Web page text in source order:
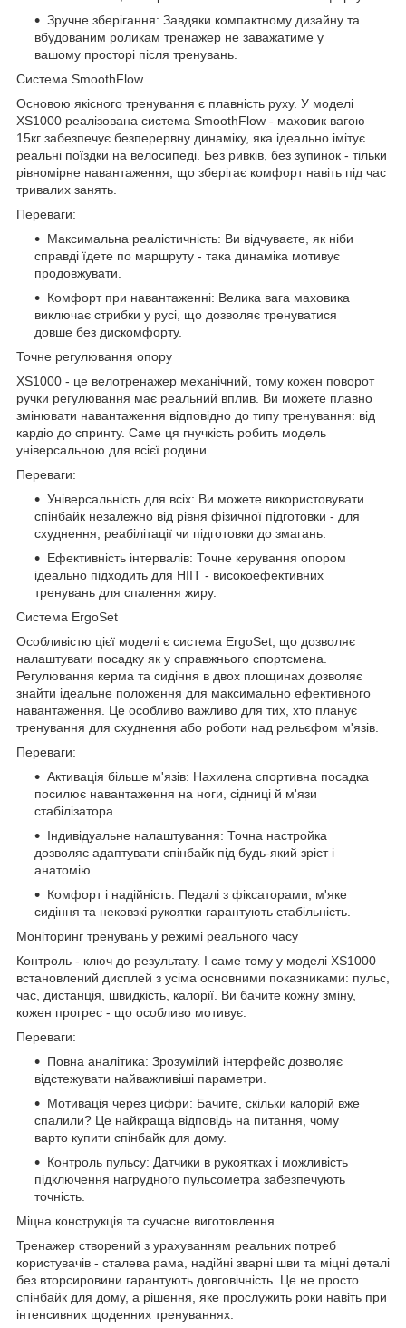
Зручне зберігання: Завдяки компактному дизайну та
вбудованим роликам тренажер не заважатиме у
вашому просторі після тренувань.
Система SmoothFlow
Основою якісного тренування є плавність руху. У моделі
XS1000 реалізована система SmoothFlow - маховик вагою
15кг забезпечує безперервну динаміку, яка ідеально імітує
реальні поїздки на велосипеді. Без ривків, без зупинок - тільки
рівномірне навантаження, що зберігає комфорт навіть під час
тривалих занять.
Переваги:
Максимальна реалістичність: Ви відчуваєте, як ніби
справді їдете по маршруту - така динаміка мотивує
продовжувати.
Комфорт при навантаженні: Велика вага маховика
виключає стрибки у русі, що дозволяє тренуватися
довше без дискомфорту.
Точне регулювання опору
XS1000 - це велотренажер механічний, тому кожен поворот
ручки регулювання має реальний вплив. Ви можете плавно
змінювати навантаження відповідно до типу тренування: від
кардіо до спринту. Саме ця гнучкість робить модель
універсальною для всієї родини.
Переваги:
Універсальність для всіх: Ви можете використовувати
спінбайк незалежно від рівня фізичної підготовки - для
схуднення, реабілітації чи підготовки до змагань.
Ефективність інтервалів: Точне керування опором
ідеально підходить для HIIT - високоефективних
тренувань для спалення жиру.
Система ErgoSet
Особливістю цієї моделі є система ErgoSet, що дозволяє
налаштувати посадку як у справжнього спортсмена.
Регулювання керма та сидіння в двох площинах дозволяє
знайти ідеальне положення для максимально ефективного
навантаження. Це особливо важливо для тих, хто планує
тренування для схуднення або роботи над рельєфом м'язів.
Переваги:
Активація більше м'язів: Нахилена спортивна посадка
посилює навантаження на ноги, сідниці й м'язи
стабілізатора.
Індивідуальне налаштування: Точна настройка
дозволяє адаптувати спінбайк під будь-який зріст і
анатомію.
Комфорт і надійність: Педалі з фіксаторами, м'яке
сидіння та нековзкі рукоятки гарантують стабільність.
Моніторинг тренувань у режимі реального часу
Контроль - ключ до результату. І саме тому у моделі XS1000
встановлений дисплей з усіма основними показниками: пульс,
час, дистанція, швидкість, калорії. Ви бачите кожну зміну,
кожен прогрес - що особливо мотивує.
Переваги:
Повна аналітика: Зрозумілий інтерфейс дозволяє
відстежувати найважливіші параметри.
Мотивація через цифри: Бачите, скільки калорій вже
спалили? Це найкраща відповідь на питання, чому
варто купити спінбайк для дому.
Контроль пульсу: Датчики в рукоятках і можливість
підключення нагрудного пульсометра забезпечують
точність.
Міцна конструкція та сучасне виготовлення
Тренажер створений з урахуванням реальних потреб
користувачів - сталева рама, надійні зварні шви та міцні деталі
без вторсировини гарантують довговічність. Це не просто
спінбайк для дому, а рішення, яке прослужить роки навіть при
інтенсивних щоденних тренуваннях.